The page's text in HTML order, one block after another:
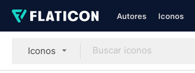
Autores Iconos
Iconos